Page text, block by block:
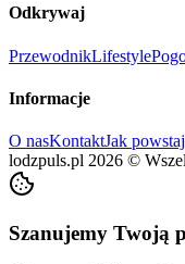
Odkrywaj
PrzewodnikLifestyle
Informacje
O nasKontaktJak
lodzpuls.pl 2026 ©
Szanujemy Twoją